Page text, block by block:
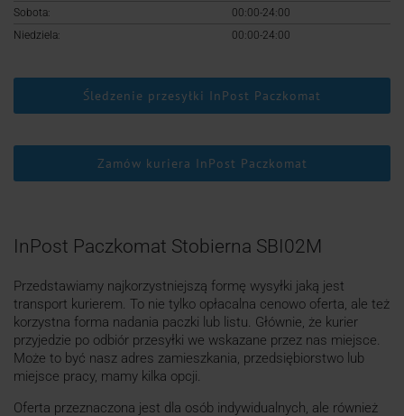
Sobota:
00:00-24:00
Niedziela:
00:00-24:00
Śledzenie przesyłki InPost Paczkomat
Zamów kuriera InPost Paczkomat
InPost Paczkomat Stobierna SBI02M
Przedstawiamy najkorzystniejszą formę wysyłki jaką jest
transport kurierem. To nie tylko opłacalna cenowo oferta, ale też
korzystna forma nadania paczki lub listu. Głównie, że kurier
przyjedzie po odbiór przesyłki we wskazane przez nas miejsce.
Może to być nasz adres zamieszkania, przedsiębiorstwo lub
miejsce pracy, mamy kilka opcji.
Oferta przeznaczona jest dla osób indywidualnych, ale również